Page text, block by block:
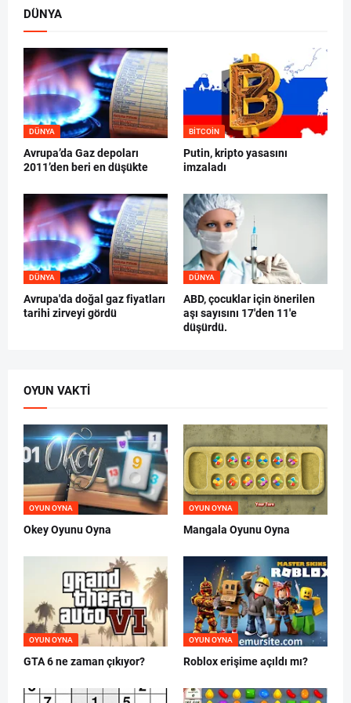
DÜNYA
DÜNYA
Avrupa’da Gaz depoları
2011’den beri en düşükte
BITCOIN
Putin, kripto yasasını
imzaladı
DÜNYA
Avrupa'da doğal gaz fiyatları
tarihi zirveyi gördü
DÜNYA
ABD, çocuklar için önerilen
aşı sayısını 17'den 11'e
düşürdü.
OYUN VAKTI
OYUN OYNA
Okey Oyunu Oyna
OYUN OYNA
Mangala Oyunu Oyna
OYUN OYNA
GTA 6 ne zaman çıkıyor?
OYUN OYNA
Roblox erişime açıldı mı?